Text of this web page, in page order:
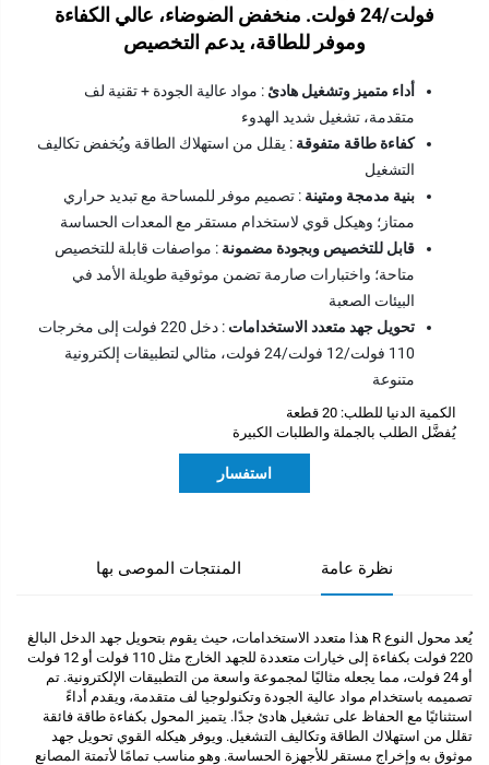
فولت/24 فولت. منخفض الضوضاء، عالي الكفاءة
وموفر للطاقة، يدعم التخصيص
أداء متميز وتشغيل هادئ : مواد عالية الجودة + تقنية لف
متقدمة، تشغيل شديد الهدوء
كفاءة طاقة متفوقة : يقلل من استهلاك الطاقة ويُخفض تكاليف
التشغيل
بنية مدمجة ومتينة : تصميم موفر للمساحة مع تبديد حراري
ممتاز؛ وهيكل قوي لاستخدام مستقر مع المعدات الحساسة
قابل للتخصيص وبجودة مضمونة : مواصفات قابلة للتخصيص
متاحة؛ واختبارات صارمة تضمن موثوقية طويلة الأمد في
البيئات الصعبة
تحويل جهد متعدد الاستخدامات
: دخل 220 فولت إلى مخرجات
110 فولت/12 فولت/24 فولت، مثالي لتطبيقات إلكترونية
متنوعة
الكمية الدنيا للطلب: 20 قطعة
يُفضَّل الطلب بالجملة والطلبات الكبيرة
استفسار
نظرة عامة المنتجات الموصى بها
يُعد محول النوع R هذا متعدد الاستخدامات، حيث يقوم بتحويل جهد الدخل البالغ
220 فولت بكفاءة إلى خيارات متعددة للجهد الخارج مثل 110 فولت أو 12 فولت
أو 24 فولت، مما يجعله مثاليًا لمجموعة واسعة من التطبيقات الإلكترونية. تم
تصميمه باستخدام مواد عالية الجودة وتكنولوجيا لف متقدمة، ويقدم أداءً
استثنائيًا مع الحفاظ على تشغيل هادئ جدًا. يتميز المحول بكفاءة طاقة فائقة
تقلل من استهلاك الطاقة وتكاليف التشغيل. ويوفر هيكله القوي تحويل جهد
موثوق به وإخراج مستقر للأجهزة الحساسة. وهو مناسب تمامًا لأتمتة المصانع